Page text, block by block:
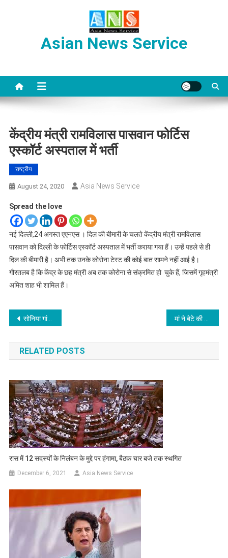
Asian News Service
केंद्रीय मंत्री रामविलास पासवान फोर्टिस
एस्कॉर्ट अस्पताल में भर्ती
राष्ट्रीय
August 24, 2020 Asia News Service
Spread the love
नई दिल्ली,24 अगस्त एएनएस । दिल की बीमारी के चलते केंद्रीय मंत्री रामविलास
पासवान को दिल्ली के फोर्टिस एस्कॉर्ट अस्पताल में भर्ती कराया गया हैं। उन्हें पहले से ही
दिल की बीमारी है। अभी तक उनके कोरोना टेस्ट की कोई बात सामने नहीं आई है।
गौरतलब है कि केंद्र के छह मंत्री अब तक कोरोना से संक्रमित हो चुके हैं, जिसमें गृहमंत्री
अमित शाह भी शामिल हैं।
Post
navigation
सोनिया गांधी के बचाव में उतरे राहुल, पत्र की टाइमिंग पर उठाया सवाल
RELATED POSTS
रास में 12 सदस्यों के निलंबन के मुद्दे पर हंगामा, बैठक चार बजे तक स्थगित
December 6, 2021 Asia News Service